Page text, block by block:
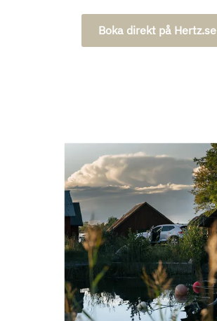
Boka direkt på Hertz.se